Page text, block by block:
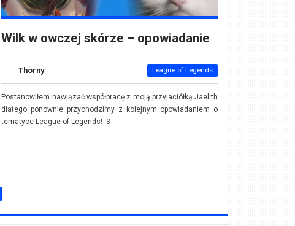
Wilk w owczej skórze – opowiadanie
Thorny League of Legends
Postanowiłem nawiązać współpracę z moją przyjaciółką Jaelith
dlatego ponownie przychodzimy z kolejnym opowiadaniem o
tematyce League of Legends! :3